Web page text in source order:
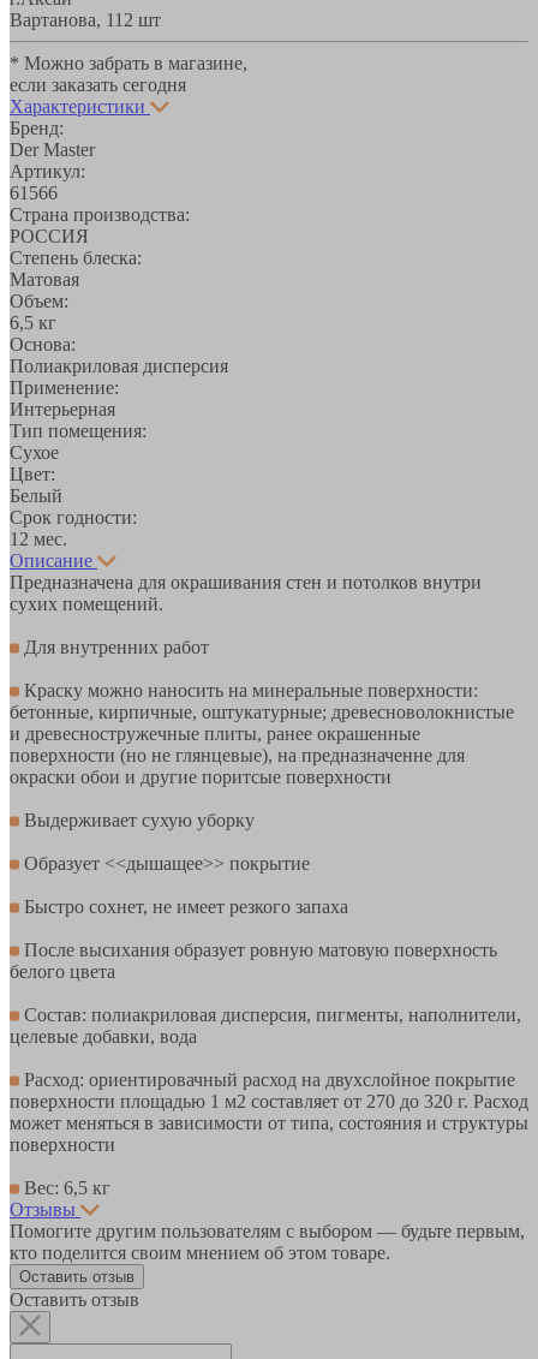
Вартанова, 11 2 шт
* Можно забрать в магазине,
если заказать сегодня
Характеристики
Бренд:
Der Master
Артикул:
61566
Страна производства:
РОССИЯ
Степень блеска:
Матовая
Объем:
6,5 кг
Основа:
Полиакриловая дисперсия
Применение:
Интерьерная
Тип помещения:
Сухое
Цвет:
Белый
Срок годности:
12 мес.
Описание
Предназначена для окрашивания стен и потолков внутри
сухих помещений.
Для внутренних работ
Краску можно наносить на минеральные поверхности:
бетонные, кирпичные, оштукатурные; древесноволокнистые
и древесностружечные плиты, ранее окрашенные
поверхности (но не глянцевые), на предназначенне для
окраски обои и другие поритсые поверхности
Выдерживает сухую уборку
Образует <<дышащее>> покрытие
Быстро сохнет, не имеет резкого запаха
После высихания образует ровную матовую поверхность
белого цвета
Состав: полиакриловая дисперсия, пигменты, наполнители,
целевые добавки, вода
Расход: ориентировачный расход на двухслойное покрытие
поверхности площадью 1 м2 составляет от 270 до 320 г. Расход
может меняться в зависимости от типа, состояния и структуры
поверхности
Вес: 6,5 кг
Отзывы
Помогите другим пользователям с выбором — будьте первым,
кто поделится своим мнением об этом товаре.
Оставить отзыв
Оставить отзыв